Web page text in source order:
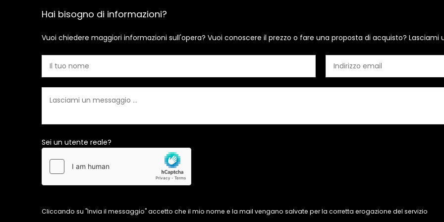
Hai bisogno di informazioni?
Vuoi chiedere maggiori informazioni sull'opera? Vuoi conoscere il prezzo o fare una proposta di acquisto? Lasciami
Sei un utente reale?
Cliccando su "Invia il messaggio" accetto che il mio nome e la mail vengano salvate per la corretta erogazione del servizio